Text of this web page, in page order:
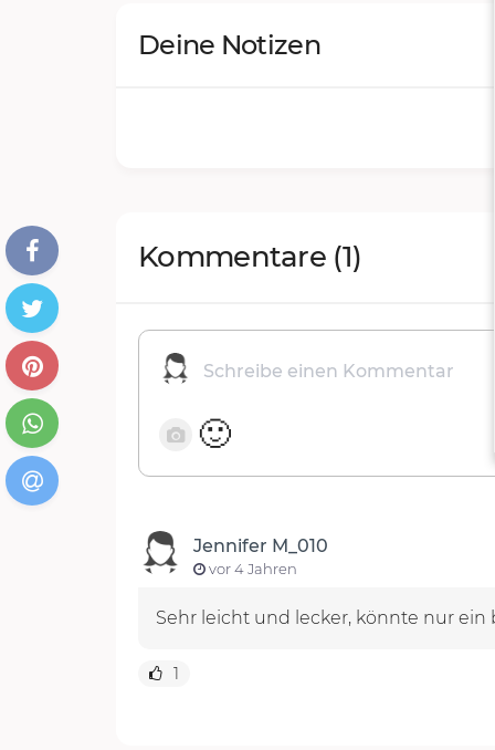
Deine Notizen
Kommentare (1)
🙂
Jennifer M_010
vor 4 Jahren
Sehr leicht und lecker, könnte nur
1